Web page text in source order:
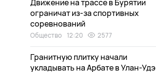
Движение на трассе в Бурятии
ограничат из-за спортивных
соревнований
Общество 12:20 2577
Гранитную плитку начали
укладывать на Арбате в Улан-Удэ